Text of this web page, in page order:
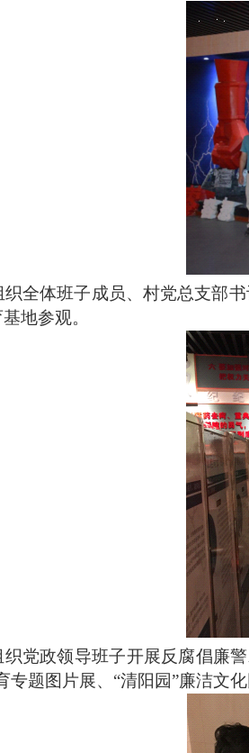
全体班子成员、村党总支部
地参观。
织党政领导班子开展反腐倡廉
专题图片展、“清阳园”廉洁文化